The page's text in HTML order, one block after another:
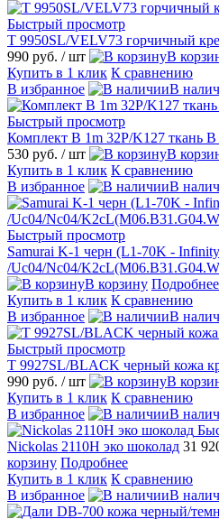
Быстрый просмотр
T 9950SL/VELV73 горчичный
990 руб. / шт В
Купить в 1 клик К сравнению
В избранное
В
Быстрый просмотр
Комплект B 1m 32P/K127 ткань
530 руб. / шт В
Купить в 1 клик К сравнению
В избранное
В
Быстрый просмотр
Samurai K-1 черн (L1-70K - Infinity
/Uc04/Nc04/
В корзину Подробнее
Купить в 1 клик К сравнению
В избранное
В
Быстрый просмотр
T 9927SL/BLACK черный кожа
990 руб. / шт В
Купить в 1 клик К сравнению
В избранное
В
Nickolas 2110H эко шоколад 31
корзину Подробнее
Купить в 1 клик К сравнению
В избранное
В